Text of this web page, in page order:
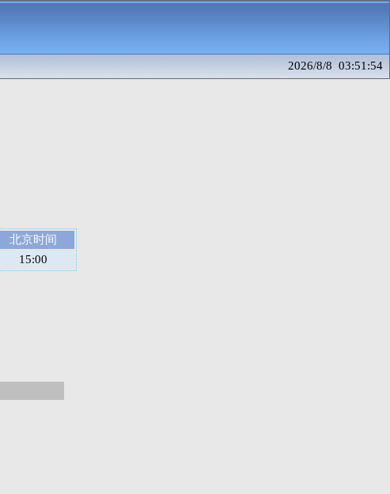
2026/8/8 03:51:54
北京时间
15:00